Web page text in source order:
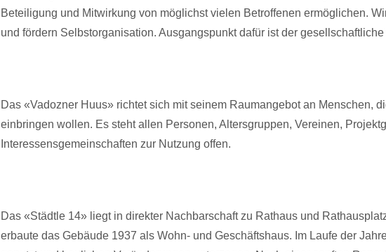
Beteiligung und Mitwirkung von möglichst vielen Betroffenen ermöglichen.
und fördern Selbstorganisation. Ausgangspunkt dafür ist der gesellschaftliche
Das «Vadozner Huus» richtet sich mit seinem Raumangebot an Menschen,
einbringen wollen. Es steht allen Personen, Altersgruppen, Vereinen,
Interessensgemeinschaften zur Nutzung offen.
Das «Städtle 14» liegt in direkter Nachbarschaft zu Rathaus und
erbaute das Gebäude 1937 als Wohn- und Geschäftshaus. Im Laufe der